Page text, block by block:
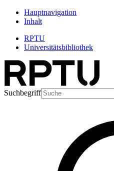
Hauptnavigation
Inhalt
RPTU
Universitätsbibliothek
Suchbegriff